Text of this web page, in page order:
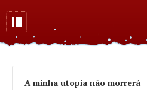
A minha utopia não morrerá